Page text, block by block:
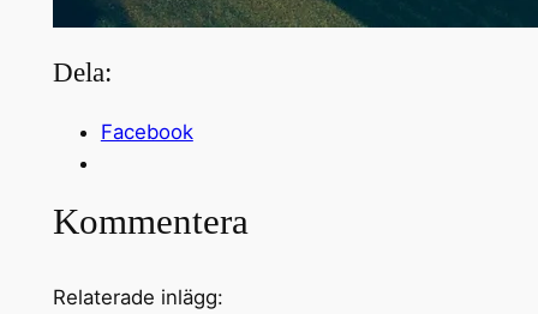
Dela:
Facebook
Kommentera
Relaterade inlägg: